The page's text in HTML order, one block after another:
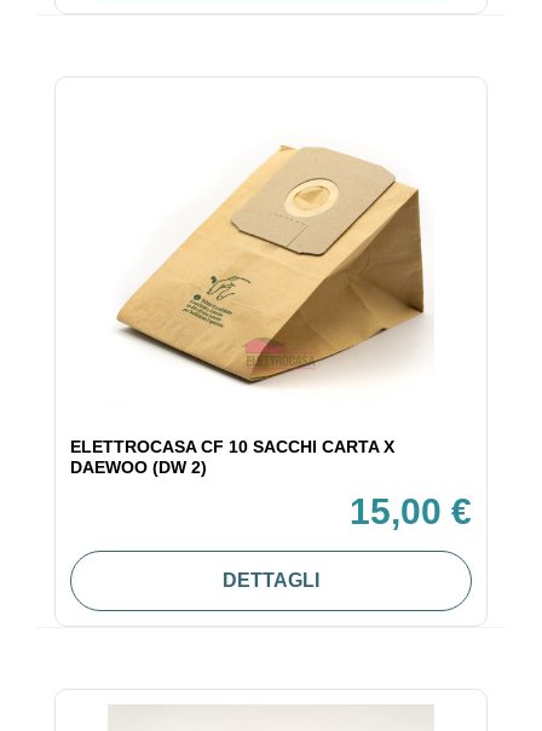
ELETTROCASA CF 10 SACCHI CARTA X
DAEWOO (DW 2)
15,00 €
DETTAGLI